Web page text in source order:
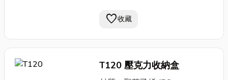
個280元 商品說明： ①聚苯乙
脆，無色透明。易被強酸、強
抗油脂，受到紫外光照射後易變
favorite收藏
T120 壓克力收納盒